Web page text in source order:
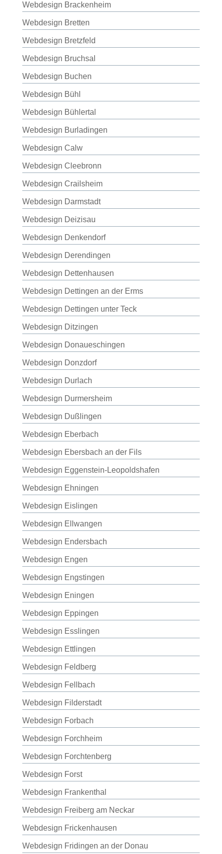
Webdesign Brackenheim
Webdesign Bretten
Webdesign Bretzfeld
Webdesign Bruchsal
Webdesign Buchen
Webdesign Bühl
Webdesign Bühlertal
Webdesign Burladingen
Webdesign Calw
Webdesign Cleebronn
Webdesign Crailsheim
Webdesign Darmstadt
Webdesign Deizisau
Webdesign Denkendorf
Webdesign Derendingen
Webdesign Dettenhausen
Webdesign Dettingen an der Erms
Webdesign Dettingen unter Teck
Webdesign Ditzingen
Webdesign Donaueschingen
Webdesign Donzdorf
Webdesign Durlach
Webdesign Durmersheim
Webdesign Dußlingen
Webdesign Eberbach
Webdesign Ebersbach an der Fils
Webdesign Eggenstein-Leopoldshafen
Webdesign Ehningen
Webdesign Eislingen
Webdesign Ellwangen
Webdesign Endersbach
Webdesign Engen
Webdesign Engstingen
Webdesign Eningen
Webdesign Eppingen
Webdesign Esslingen
Webdesign Ettlingen
Webdesign Feldberg
Webdesign Fellbach
Webdesign Filderstadt
Webdesign Forbach
Webdesign Forchheim
Webdesign Forchtenberg
Webdesign Forst
Webdesign Frankenthal
Webdesign Freiberg am Neckar
Webdesign Frickenhausen
Webdesign Fridingen an der Donau